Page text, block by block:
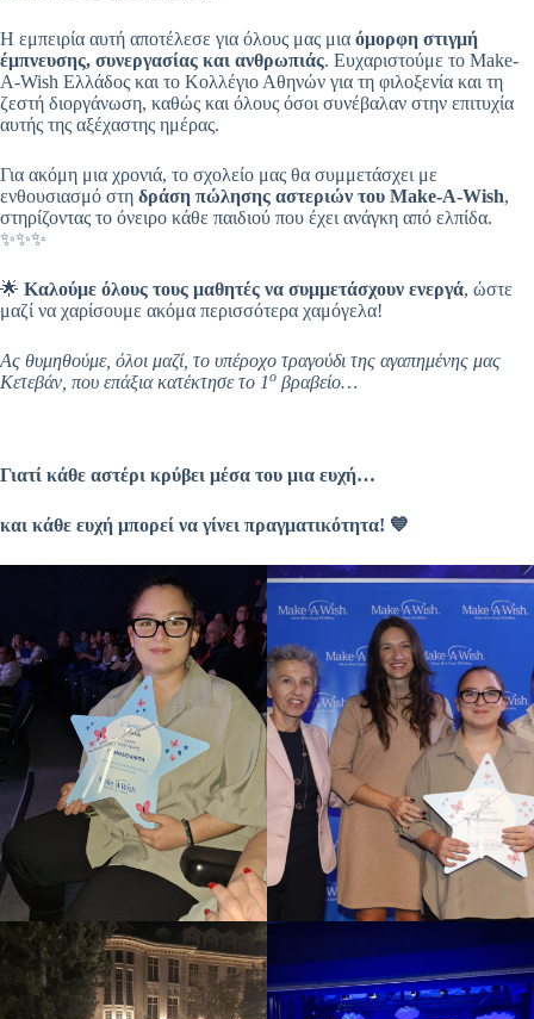
Η εμπειρία αυτή αποτέλεσε για όλους μας μια όμορφη στιγμή
έμπνευσης, συνεργασίας και ανθρωπιάς. Ευχαριστούμε το Make-
A-Wish Ελλάδος και το Κολλέγιο Αθηνών για τη φιλοξενία και τη
ζεστή διοργάνωση, καθώς και όλους όσοι συνέβαλαν στην επιτυχία
αυτής της αξέχαστης ημέρας.
Για ακόμη μια χρονιά, το σχολείο μας θα συμμετάσχει με
ενθουσιασμό στη δράση πώλησης αστεριών του Make-A-Wish,
στηρίζοντας το όνειρο κάθε παιδιού που έχει ανάγκη από ελπίδα.
✨✨✨
🌟 Καλούμε όλους τους μαθητές να συμμετάσχουν ενεργά, ώστε
μαζί να χαρίσουμε ακόμα περισσότερα χαμόγελα!
Ας θυμηθούμε, όλοι μαζί, το υπέροχο τραγούδι της αγαπημένης μας
Κετεβάν, που επάξια κατέκτησε το 1ο βραβείο…
Γιατί κάθε αστέρι κρύβει μέσα του μια ευχή…
και κάθε ευχή μπορεί να γίνει πραγματικότητα! 💙